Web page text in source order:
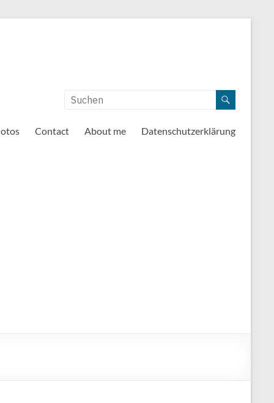
Contact About me Datenschutzerklärung